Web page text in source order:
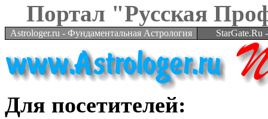
Портал "Русская
Astrologer.ru - Фундаментальная Астрология StarGate.Ru
Для посетителей: